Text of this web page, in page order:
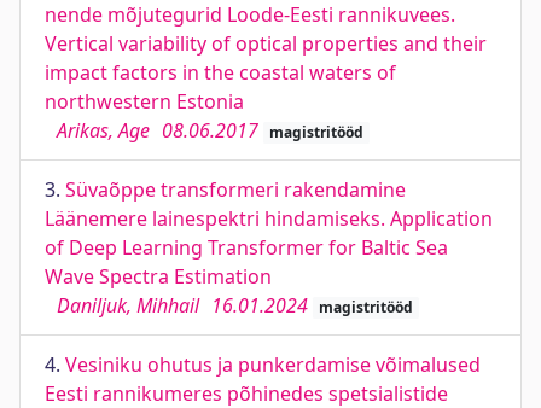
nende mõjutegurid Loode-Eesti rannikuvees.
Vertical variability of optical properties and their
impact factors in the coastal waters of
northwestern Estonia
Arikas, Age 08.06.2017 magistritööd
3. Süvaõppe transformeri rakendamine
Läänemere lainespektri hindamiseks. Application
of Deep Learning Transformer for Baltic Sea
Wave Spectra Estimation
Daniljuk, Mihhail 16.01.2024 magistritööd
4. Vesiniku ohutus ja punkerdamise võimalused
Eesti rannikumeres põhinedes spetsialistide